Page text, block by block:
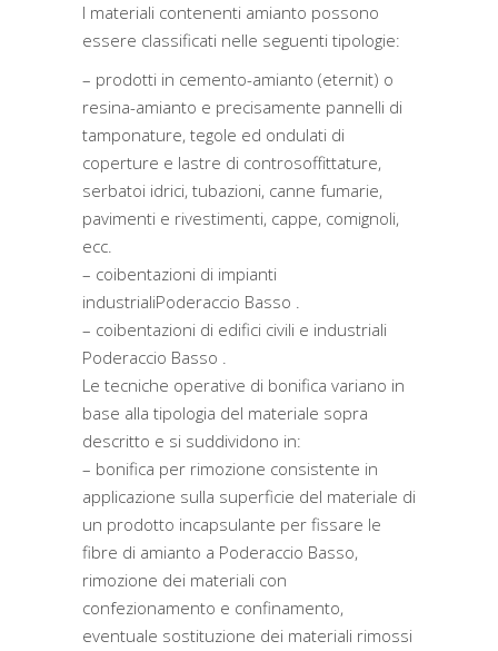
I materiali contenenti amianto possono
essere classificati nelle seguenti tipologie:
– prodotti in cemento-amianto (eternit) o
resina-amianto e precisamente pannelli di
tamponature, tegole ed ondulati di
coperture e lastre di controsoffittature,
serbatoi idrici, tubazioni, canne fumarie,
pavimenti e rivestimenti, cappe, comignoli,
ecc.
– coibentazioni di impianti
industrialiPoderaccio Basso .
– coibentazioni di edifici civili e industriali
Poderaccio Basso .
Le tecniche operative di bonifica variano in
base alla tipologia del materiale sopra
descritto e si suddividono in:
– bonifica per rimozione consistente in
applicazione sulla superficie del materiale di
un prodotto incapsulante per fissare le
fibre di amianto a Poderaccio Basso,
rimozione dei materiali con
confezionamento e confinamento,
eventuale sostituzione dei materiali rimossi